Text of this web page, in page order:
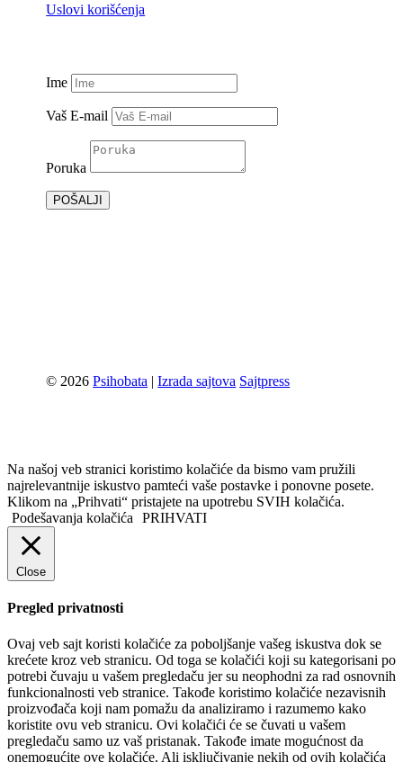
Uslovi korišćenja
Ime
Vaš E-mail
Poruka
POŠALJI
© 2026Psihobata |Izrada sajtova Sajtpress
Na našoj veb stranici koristimo kolačiće da bismo vam pružili
najrelevantnije iskustvo pamteći vaše postavke i ponovne posete.
Klikom na „Prihvati“ pristajete na upotrebu SVIH kolačića.
Podešavanja kolačića
PRIHVATI
Close
Pregled privatnosti
Ovaj veb sajt koristi kolačiće za poboljšanje vašeg iskustva dok se
krećete kroz veb stranicu. Od toga se kolačići koji su kategorisani po
potrebi čuvaju u vašem pregledaču jer su neophodni za rad osnovnih
funkcionalnosti veb stranice. Takođe koristimo kolačiće nezavisnih
proizvođača koji nam pomažu da analiziramo i razumemo kako
koristite ovu veb stranicu. Ovi kolačići će se čuvati u vašem
pregledaču samo uz vaš pristanak. Takođe imate mogućnost da
onemogućite ove kolačiće. Ali isključivanje nekih od ovih kolačića